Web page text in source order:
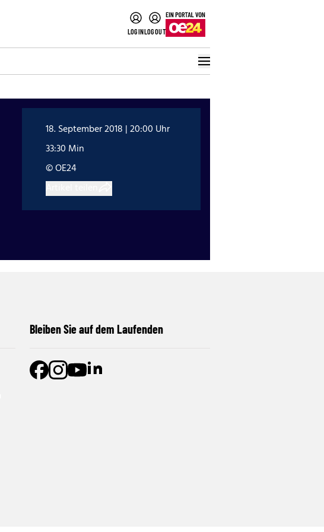
LOGINLOGOUT
18. September 2018 | 20:00 Uhr
33:30 Min
© OE24
Bleiben Sie auf dem Laufenden